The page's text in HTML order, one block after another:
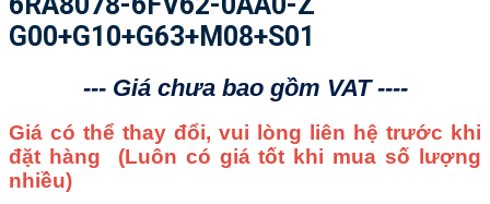
G00+G10+G63+M08+S01
--- Giá chưa bao gồm VAT ----
Giá có thể thay đổi, vui lòng liên hệ trước khi
đặt hàng (Luôn có giá tốt khi mua số lượng
nhiều)